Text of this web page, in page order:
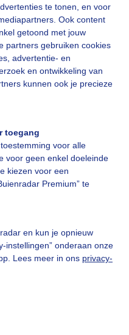
te tonen, en voor
Ook content
getoond met jouw
partners gebruiken cookies
advertentie- en
en ontwikkeling van
kunnen ook je precieze
toegang
voor alle
voor geen enkel doeleinde
kiezen voor een
Premium” te
en kun je opnieuw
instellingen” onderaan onze
Lees meer in ons privacy-